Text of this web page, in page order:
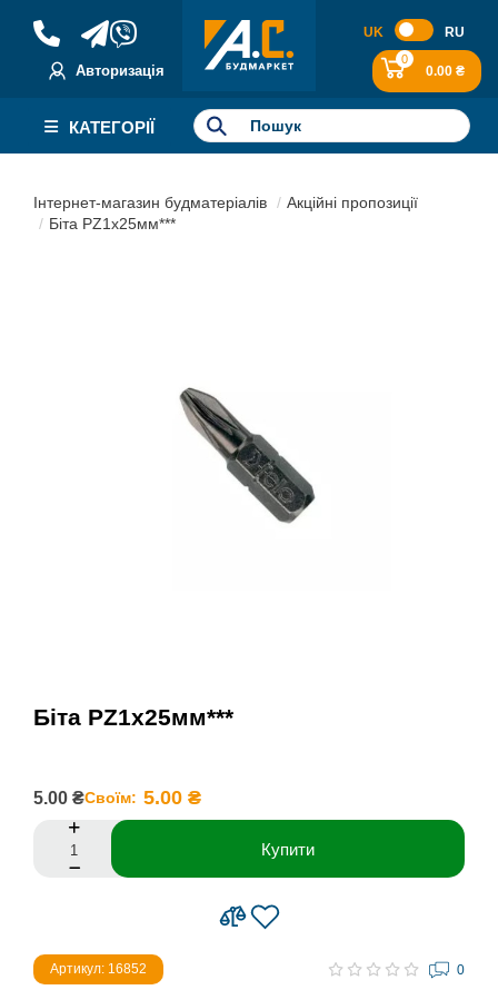
Авторизація
UK RU
0
0.00 ₴
КАТЕГОРІЇ
Інтернет-магазин будматеріалів
Акційні пропозиції
Біта РZ1х25мм***
Біта РZ1х25мм***
5.00 ₴Своїм: 5.00 ₴
Купити
Артикул: 16852 0